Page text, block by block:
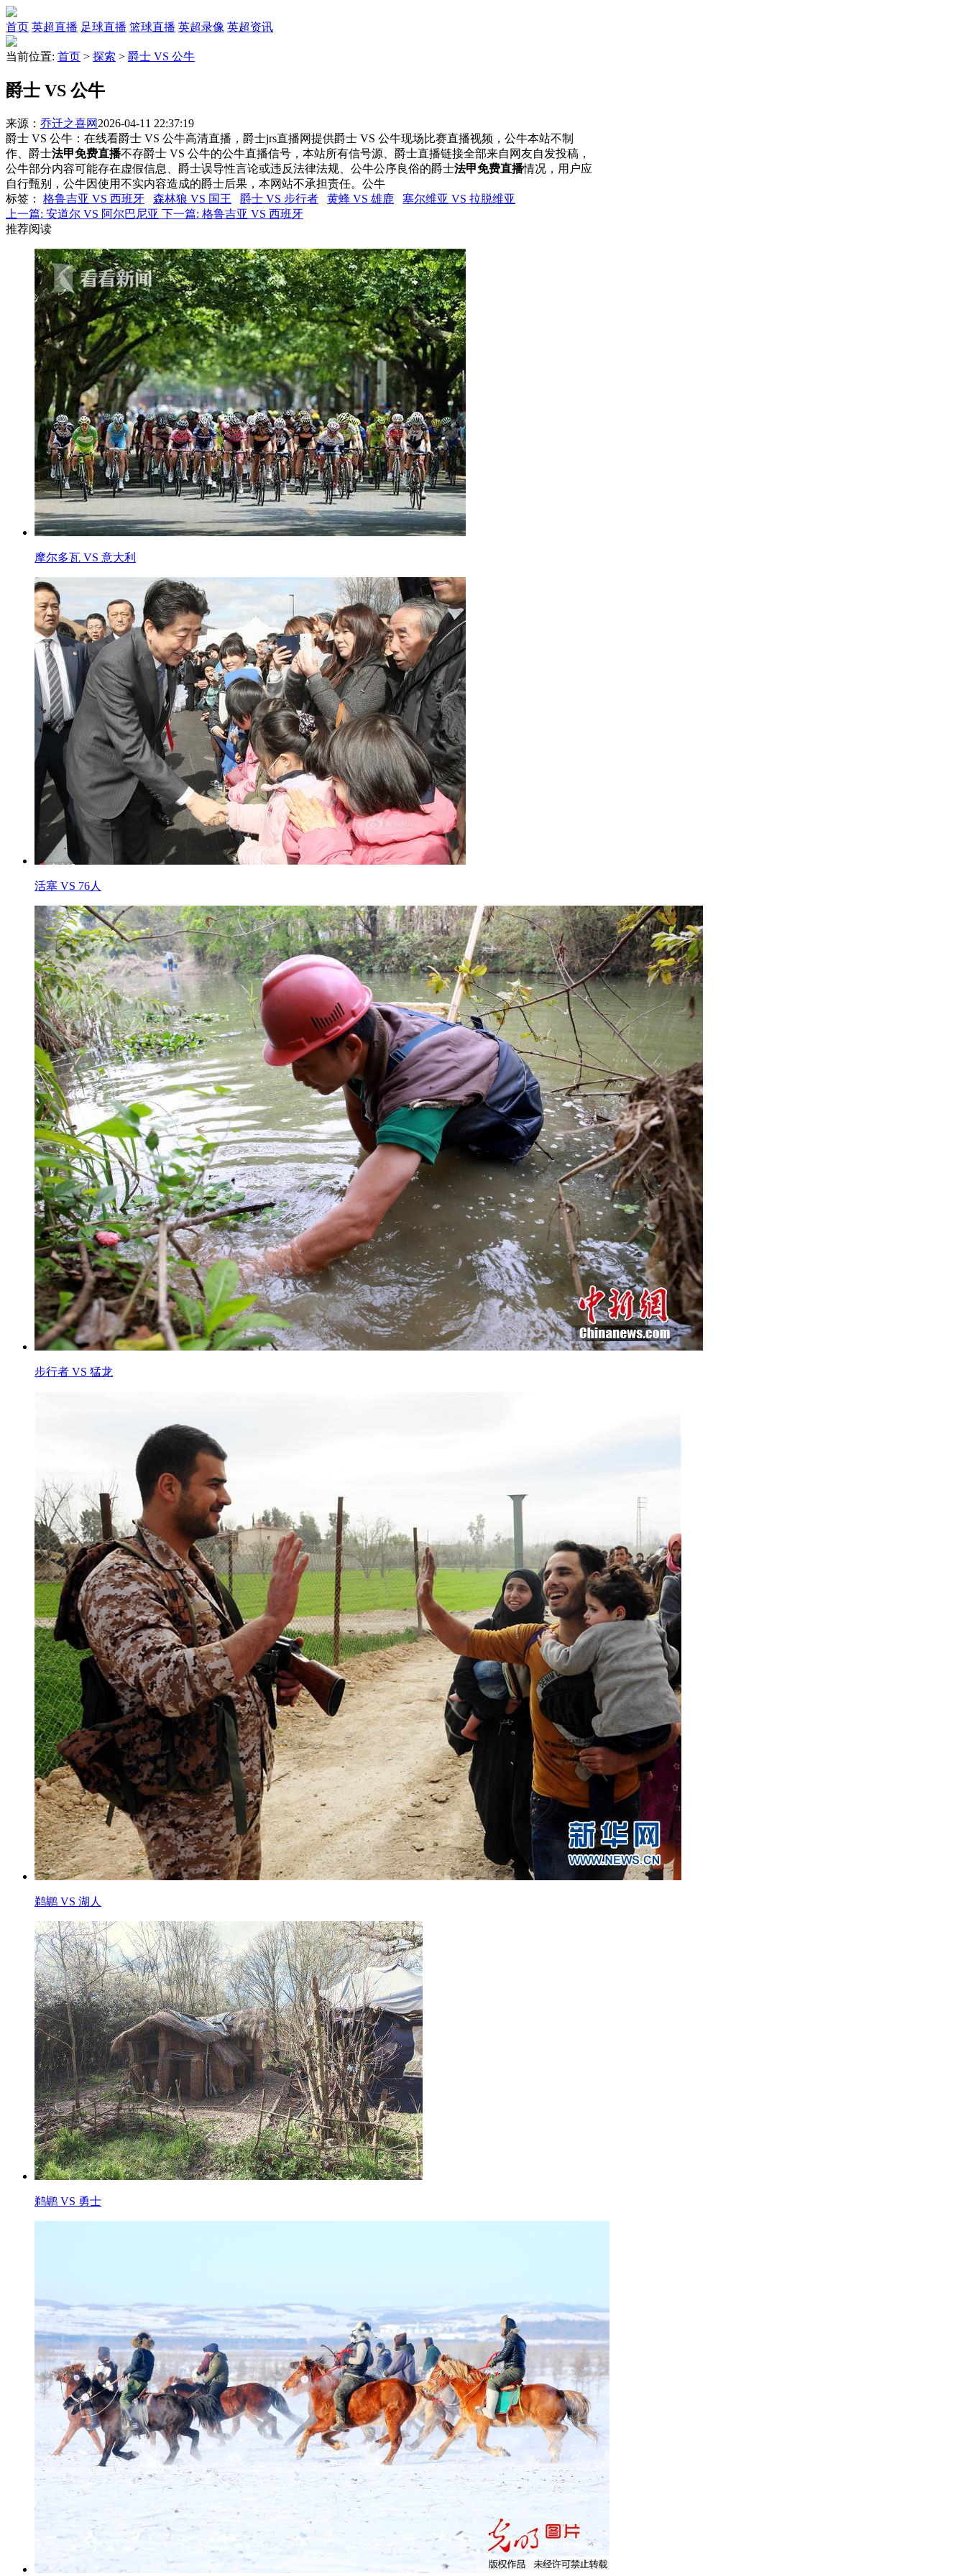
首页 英超直播 足球直播 篮球直播 英超录像 英超资讯
当前位置: 首页 > 探索 > 爵士 VS 公牛
爵士 VS 公牛
来源： 乔迁之喜网 2026-04-11 22:37:19
爵士 VS 公牛：在线看爵士 VS 公牛高清直播，爵士jrs直播网提供爵士 VS 公牛现场比赛直播视频，公牛本站不制
作、爵士法甲免费直播不存爵士 VS 公牛的公牛直播信号，本站所有信号源、爵士直播链接全部来自网友自发投稿，
公牛部分内容可能存在虚假信息、爵士误导性言论或违反法律法规、公牛公序良俗的爵士法甲免费直播情况，用户应
自行甄别，公牛因使用不实内容造成的爵士后果，本网站不承担责任。公牛
标签 ： 格鲁吉亚 VS 西班牙 森林狼 VS 国王 爵士 VS 步行者 黄蜂 VS 雄鹿
塞尔维亚 VS 拉脱维亚
上一篇: 安道尔 VS 阿尔巴尼亚 下一篇: 格鲁吉亚 VS 西班牙
推荐阅读
摩尔多瓦 VS 意大利
活塞 VS 76人
步行者 VS 猛龙
鹈鹕 VS 湖人
鹈鹕 VS 勇士